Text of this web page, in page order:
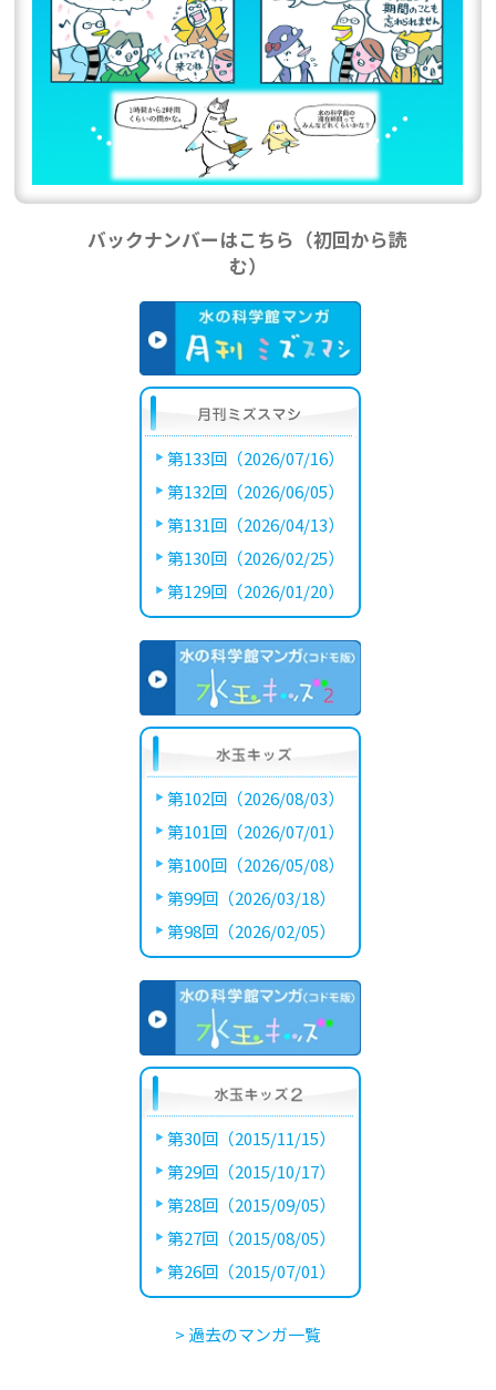
バックナンバーはこちら（初回から読
む）
第133回（2026/07/16）
第132回（2026/06/05）
第131回（2026/04/13）
第130回（2026/02/25）
第129回（2026/01/20）
第102回（2026/08/03）
第101回（2026/07/01）
第100回（2026/05/08）
第99回（2026/03/18）
第98回（2026/02/05）
第30回（2015/11/15）
第29回（2015/10/17）
第28回（2015/09/05）
第27回（2015/08/05）
第26回（2015/07/01）
> 過去のマンガ一覧